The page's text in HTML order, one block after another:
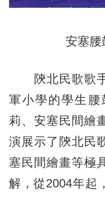
安塞腰
陝北民歌歌手
軍小學的學生
莉、安塞民間繪
演展示了陝北民
塞民間繪畫等極
解，從2004年起